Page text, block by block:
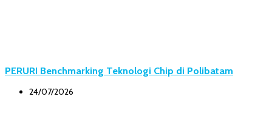
PERURI Benchmarking Teknologi Chip di Polibatam
24/07/2026